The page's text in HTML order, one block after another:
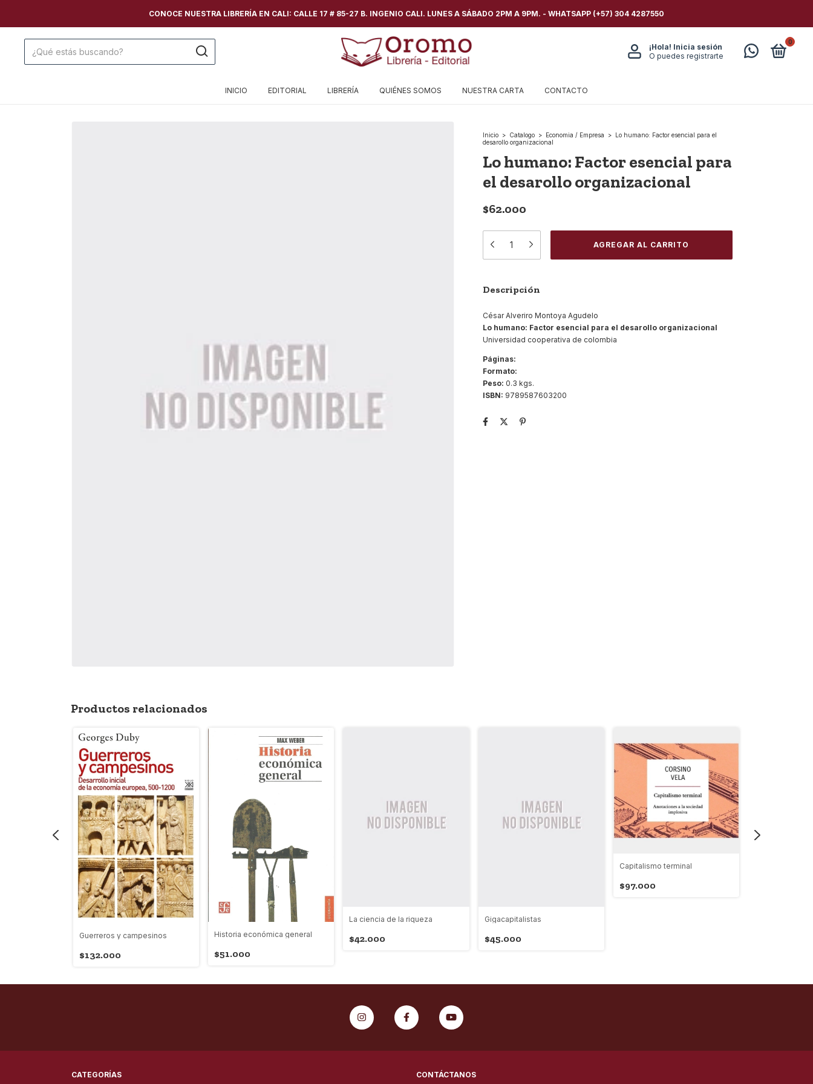
CONOCE NUESTRA LIBRERÍA EN CALI: CALLE 17 # 85-27 B. INGENIO CALI. LUNES A SÁBADO 2PM A 9PM. - WHATSAPP (+57) 304 4287550
¡Hola! Inicia sesión
O puedes registrarte
0
INICIO EDITORIAL LIBRERÍA QUIÉNES SOMOS NUESTRA CARTA CONTACTO
Inicio > Catalogo > Economia / Empresa > Lo humano: Factor esencial para el
desarollo organizacional
Lo humano: Factor esencial para
el desarollo organizacional
$62.000
Descripción
César Alveriro Montoya Agudelo
Lo humano: Factor esencial para el desarollo organizacional
Universidad cooperativa de colombia
Páginas:
Formato:
Peso: 0.3 kgs.
ISBN: 9789587603200
Productos relacionados
Guerreros y campesinos
$132.000
Historia económica general
$51.000
La ciencia de la riqueza
$42.000
Gigacapitalistas
$45.000
Capitalismo terminal
$97.000
CATEGORÍAS CONTÁCTANOS